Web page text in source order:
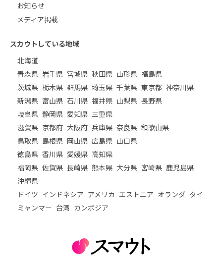
お知らせ
メディア掲載
スカウトしている地域
北海道
青森県 岩手県 宮城県 秋田県 山形県 福島県
茨城県 栃木県 群馬県 埼玉県 千葉県 東京都 神奈川県
新潟県 富山県 石川県 福井県 山梨県 長野県
岐阜県 静岡県 愛知県 三重県
滋賀県 京都府 大阪府 兵庫県 奈良県 和歌山県
鳥取県 島根県 岡山県 広島県 山口県
徳島県 香川県 愛媛県 高知県
福岡県 佐賀県 長崎県 熊本県 大分県 宮崎県 鹿児島県
沖縄県
ドイツ インドネシア アメリカ エストニア オランダ タイ
ミャンマー 台湾 カンボジア